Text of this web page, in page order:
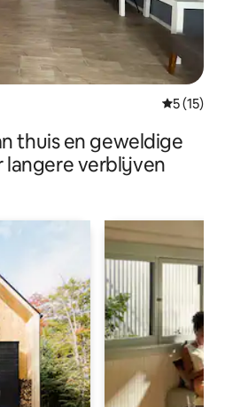
5 (15)
thuis en geweldige
langere verblijven